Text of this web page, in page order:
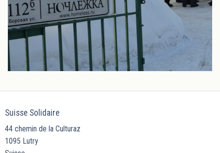
Suisse Solidaire
44 chemin de la Culturaz
1095 Lutry